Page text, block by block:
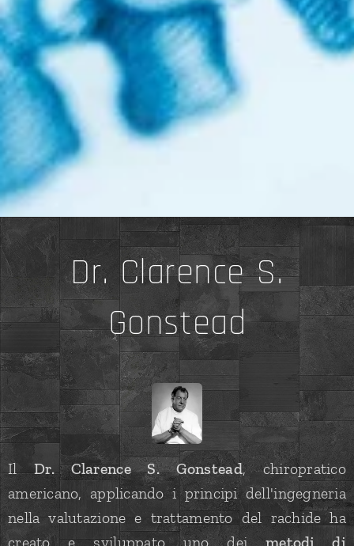
Dr. Clarence S.
Gonstead
IlDr. Clarence S. Gonstead, chiropratico
americano, applicando i principi dell'ingegneria
nella valutazione e trattamento del rachide ha
creato e sviluppato uno deimetodi di